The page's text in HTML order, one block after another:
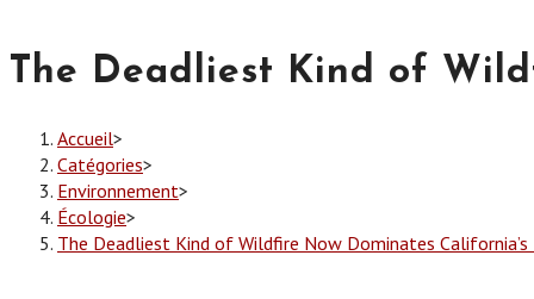
The Deadliest Kind of
Accueil>
Catégories>
Environnement>
Écologie>
The Deadliest Kind of Wildfire Now Dominates